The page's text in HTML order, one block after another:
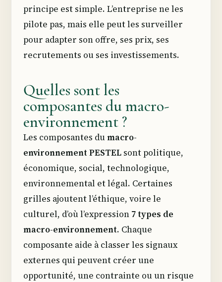
principe est simple. L’entreprise ne les
pilote pas, mais elle peut les surveiller
pour adapter son offre, ses prix, ses
recrutements ou ses investissements.
Quelles sont les
composantes du macro-
environnement ?
Les composantes dumacro-
environnement PESTEL sont politique,
économique, social, technologique,
environnemental et légal. Certaines
grilles ajoutent l’éthique, voire le
culturel, d’où l’expression 7 types de
macro-environnement. Chaque
composante aide à classer les signaux
externes qui peuvent créer une
opportunité, une contrainte ou un risque